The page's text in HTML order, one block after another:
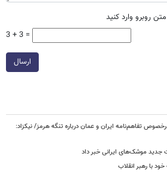
روبرو وارد کنید
3 + 3 =
ارسال
تفاهم‌نامه ایران و عمان درباره تنگه هرمز/ نیکزاد:
جدید موشک‌های ایرانی خبر داد